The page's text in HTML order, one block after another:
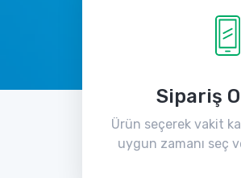
Sipariş
Ürün seçerek vakit
uygun zamanı seç